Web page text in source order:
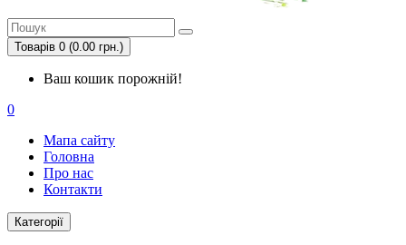
Товарів 0 (0.00 грн.)
Ваш кошик порожній!
0
Мапа сайту
Головна
Про нас
Контакти
Категорії